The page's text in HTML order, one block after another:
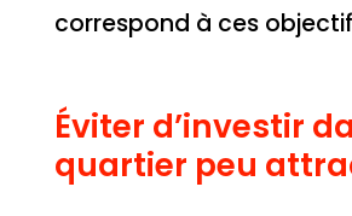
correspond à ces
Éviter d’investir
quartier peu